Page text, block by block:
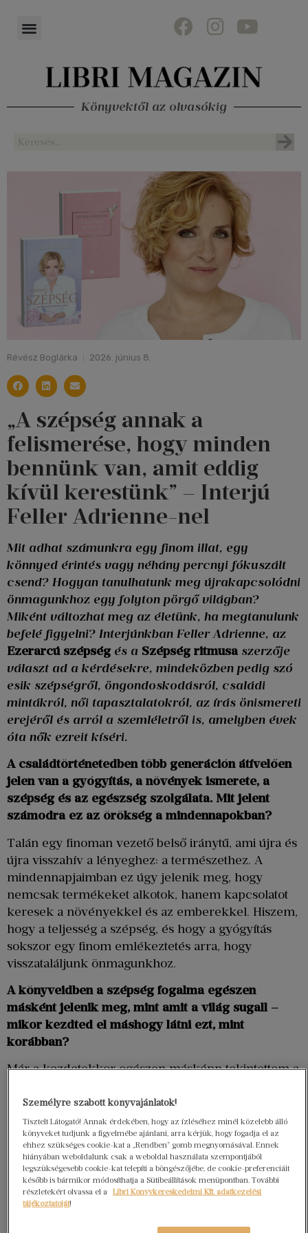
Könyvektől az olvasókig
Révész Boglárka 2026. június 8.
„A szépség annak a
felismerése, hogy minden
bennünk van, amit eddig
kívül kerestünk” – Interjú
Feller Adrienne-nel
Mit adhat számunkra egy finom illat, egy
könnyed érintés vagy néhány percnyi fókuszált
csend? Hogyan tanulhatunk meg újrakapcsolódni
önmagunkhoz egy folyton pörgő világban?
Miként változhat meg az életünk, ha megtanulunk
befelé figyelni? Interjúnkban Feller Adrienne, az
Ezerarcú szépségés a Szépség ritmusaszerzője
választ ad a kérdésekre, mindeközben pedig szó
esik szépségről, öngondoskodásról, családi
mintákról, női tapasztalatokról, az írás önismereti
erejéről és arról a szemléletről is, amelyben évek
óta nők ezreit kíséri.
A családtörténetedben több generáción átívelően
jelen van a gyógyítás, a növények ismerete, a
szépség és az egészség szolgálata. Mit jelent
számodra ez az örökség a mindennapokban?
Talán egy finoman vezető belső iránytű, ami újra és
újra visszahív a lényeghez: a természethez. A
mindennapjaimban ez úgy jelenik meg, hogy
nemcsak termékeket alkotok, hanem kapcsolatot
keresek a növényekkel és az emberekkel. Hiszem,
hogy a teljesség a szépség, és hogy a gyógyítás
sokszor egy finom emlékeztetés arra, hogy
visszataláljunk önmagunkhoz.
A könyveidben a szépség fogalma egészen
másként jelenik meg, mint amit a világ sugall –
mikor kezdted el máshogy látni ezt, mint
korábban?
Már a kezdetekkor egészen másképp tekintettem a
látták a világot, egyben azonban mindegyik
egyetértett: a szépség meghatározó és fontos a
mindennapjaikban. Az életem minden pillanatát
körbevette a szépség, és soha nem volt mindegy,
hogy valami hogyan jelenik meg az életünkben.
Gondolok itt a reggeli terítékre, a vázákra, amiben
mindig volt friss virág, vagy a kertünkre, ami
minden évszakban csodálatos volt. A szüleim
Személyre szabott könyvajánlatok!
Tisztelt Látogató! Annak érdekében, hogy az ízléséhez minél közelebb álló
könyveket tudjunk a figyelmébe ajánlani, arra kérjük, hogy fogadja el az
ehhez szükséges cookie-kat a „Rendben” gomb megnyomásával. Ennek
hiányában weboldalunk csak a weboldal használata szempontjából
legszükségesebb cookie-kat telepíti a böngészőjébe, de cookie-preferenciáit
később is bármikor módosíthatja a Sütibeállítások menüpontban. További
részletekért olvassa el a
Libri Könyvkereskedelmi Kft. adatkezelési
tájékoztatóját!